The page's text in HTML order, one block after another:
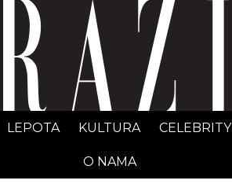
GRAZIA Srbija
LEPOTA KULTURA CELEBRITY
O NAMA